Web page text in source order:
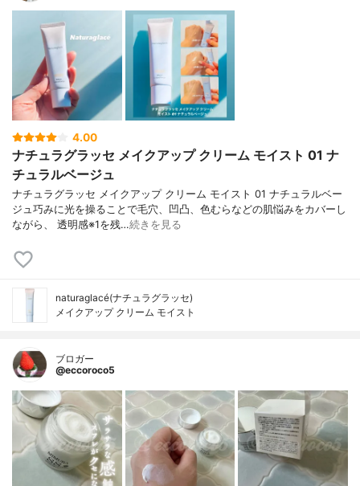
4.00
ナチュラグラッセ メイクアップ クリーム モイスト 01 ナ
チュラルベージュ
ナチュラグラッセ メイクアップ クリーム モイスト 01 ナチュラルベー
ジュ巧みに光を操ることで毛穴、凹凸、色むらなどの肌悩みをカバーし
ながら、 透明感※1を残…続きを見る
naturaglacé(ナチュラグラッセ)
メイクアップ クリーム モイスト
ブロガー
@eccoroco5